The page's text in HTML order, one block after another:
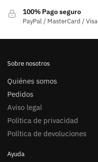
100% Pago seguro
PayPal / MasterCard / Visa
Sobre nosotros
Quiénes somos
Pedidos
Aviso legal
Política de privacidad
Política de devoluciones
Ayuda